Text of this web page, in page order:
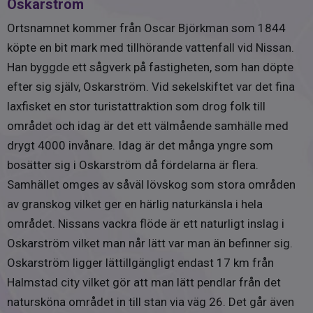
Vatten/avlopp: 8 560 kr
Försäkring: 6 864 kr
Renhållning: 3 055 kr
Summa kr/år: 51 622kr, utöver detta tillkommer en
kostnad för fastighetsavgift/skatt 10 425 kr (62 047 kr)
Utvändigt plåtarbete
Lackerad plåt
Tak
Grundläggning
Källare/betongplatta på mark
Uppvärmning
Luft/vattenvärmepump via vattenburet system,
luft/luftvärmepump samt braskamin
Ventilation
Självdrag
Husets hjärta är det påkostade köket med sina härliga
Hajompartier mot uterummet. Hajompartierna
tillsammans med de stora fönstren i västläge ger ett fint
ljusinsläpp hela dagen och kvällen. Den stora köksön
med god förvaring och bra arbetsyta ger en trevlig plats
för den lilla måltiden och även för det större sällskapet vid
matlagningen. Längs med hela köket finns en
genomgående arbetsbänk i massiv ek som harmonierar
väl med det ljusa lantköket. Kapitalvaror är till stor del
integrerade och spisfläkt samt ugnar bryter av i snygg
svart design. Detta matchas av en vit väggkakel som
förstärker den lantliga känslan. Lägg märke till det runda
fönstret som vetter mot hallen. Här finns även
vattenburen golvvärme.
Uterum
Klinker på golvet (förberett för vattenburen golvvärme),
Oskarström
Ortsnamnet kommer från Oscar Björkman som 1844
köpte en bit mark med tillhörande vattenfall vid Nissan.
Han byggde ett sågverk på fastigheten, som han döpte
efter sig själv, Oskarström. Vid sekelskiftet var det fina
laxfisket en stor turistattraktion som drog folk till
området och idag är det ett välmående samhälle med
drygt 4000 invånare. Idag är det många yngre som
bosätter sig i Oskarström då fördelarna är flera.
Samhället omges av såväl lövskog som stora områden
av granskog vilket ger en härlig naturkänsla i hela
området. Nissans vackra flöde är ett naturligt inslag i
Oskarström vilket man når lätt var man än befinner sig.
Oskarström ligger lättillgängligt endast 17 km från
Halmstad city vilket gör att man lätt pendlar från det
natursköna området in till stan via väg 26. Det går även